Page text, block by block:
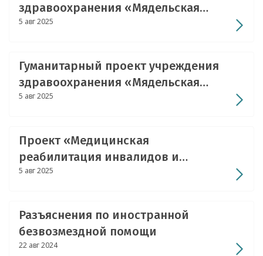
здравоохранения «Мядельская
центральная районная больница»
5 авг 2025
Гуманитарный проект учреждения
здравоохранения «Мядельская
центральная районная больница»
5 авг 2025
Проект «Медицинская
реабилитация инвалидов и
оказание медико-социальной
навыков здорового образа жизни.
Оказание само- и взаимопомощи»
5 авг 2025
Разъяснения по иностранной
безвозмездной помощи
22 авг 2024